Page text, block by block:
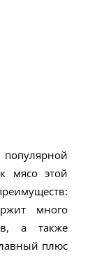
мясо этой
много
а также
плюс